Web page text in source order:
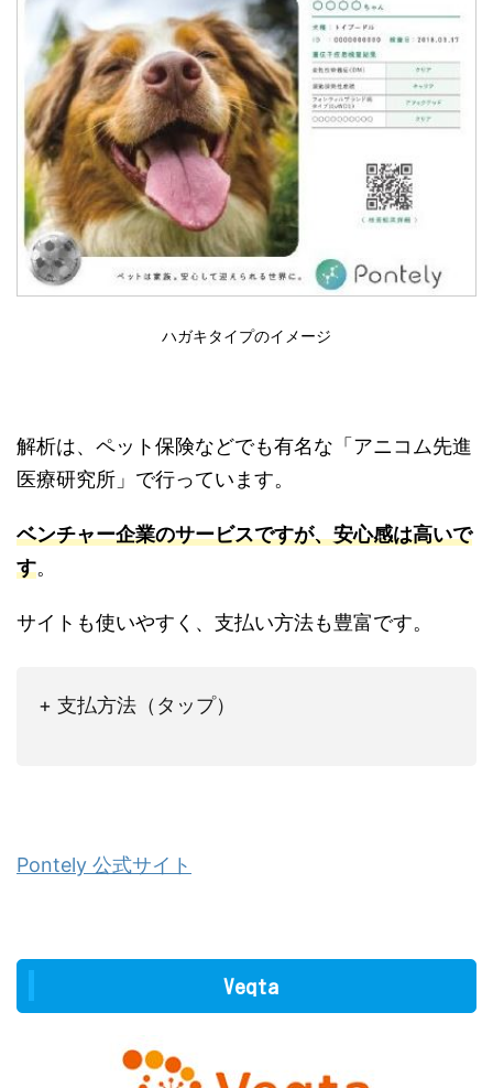
ハガキタイプのイメージ
解析は、ペット保険などでも有名な「アニコム先進
医療研究所」で行っています。
ベンチャー企業のサービスですが、安心感は高いで
す。
サイトも使いやすく、支払い方法も豊富です。
+ 支払方法（タップ）
Pontely 公式サイト
Veqta